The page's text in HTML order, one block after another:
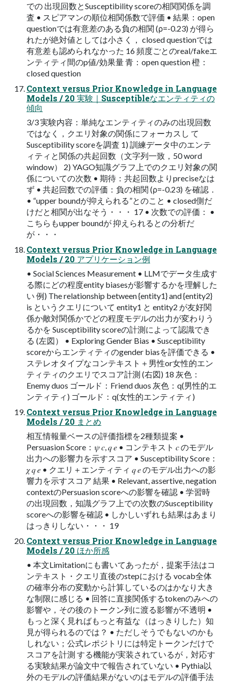
での 出現回数とSusceptibility scoreの相関関係を調
査 • スピアマンの順位相関係数で評価 • 結果：open
questionでは有意差のある負の相関 (ρ=-0.23) が得ら
れたが絶対値としては小さく， closed questionでは
有意差も認められなかった 16 頻度ごとのreal/fakeエ
ンティティ間のp値/効果量 青：open question 橙：
closed question
Context versus Prior Knowledge in Language
Models / 20 実験｜Susceptibleなエンティティの
傾向
3/3 実験内容：単純なエンティティのみの出現回数
ではなく，クエリ対象の関係にフォーカスし て
Susceptibility scoreを調査 1) 訓練データ中のエンテ
ィティと関係の共起回数（文字列一致，50 word
window） 2) YAGO知識グラフ上でのクエリ対象の関
係についての次数 • 期待：共起回数よりpreciseなは
ず • 共起回数での評価：負の相関 (ρ=-0.23) を確認．
• “upper boundが抑えられる”とのこと • closed側だ
けだと相関が出なそう・・・ 17 • 次数での評価： •
こちらもupper boundが 抑えられるとの分析だ
が・・・
Context versus Prior Knowledge in Language
Models / 20 アプリケーション例
• Social Sciences Measurement • LLMでデータ生成す
る際にどの程度entity biasesが影響するかを理解した
い 例) The relationship between {entity1} and {entity2}
is というクエリについて entity1 と entity2 が友好関
係か敵対関係かでどの程度モデルの出力が変わりう
るかを Susceptibility scoreの計測によって認識でき
る (左図） • Exploring Gender Bias • Susceptibility
scoreからエンティティのgender biasを評価できる •
ステレオタイプなコンテキスト＋男性or女性的エン
ティティのクエリでスコア計測 (右図) 18 灰色：
Enemy duos ゴールド：Friend duos 灰色：q(男性的エ
ンティティ) ゴールド：q(女性的エンティティ)
Context versus Prior Knowledge in Language
Models / 20 まとめ
相互情報量ベースの評価指標を2種類提案 •
Persuasion Score：𝜓 𝑐, 𝑞 𝑒 • コンテキスト 𝑐 のモデル
出力への影響力を示すスコア • Susceptibility Score：
𝜒 𝑞 𝑒 • クエリ＋エンティティ 𝑞 𝑒 のモデル出力への影
響力を示すスコア 結果 • Relevant, assertive, negation
contextのPersuasion scoreへの影響を確認 • 学習時
の出現回数，知識グラフ上での次数のSusceptibility
scoreへの影響を確認 • しかしいずれも結果はあまり
はっきりしない・・・ 19
Context versus Prior Knowledge in Language
Models / 20 ほか所感
• 本文Limitationにも書いてあったが，提案手法はコ
ンテキスト・クエリ直後のstepにおける vocab全体
の確率分布の変動から計算しているのはかなり大き
な制限に感じる • 回答に直接関係するtokenのみへの
影響や，その後のトークン列に渡る影響が不透明 •
もっと深く見ればもっと有益な（はっきりした）知
見が得られるのでは？ • ただしそうでもないのかも
しれない；公式レポジトリには特定トークンだけで
スコアを計測 する機能が実装されているが，対応す
る実験結果が論文中で報告されていない • Pythia以
外のモデルの評価結果がないのはモデルの評価手法